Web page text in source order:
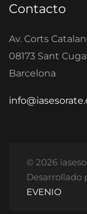
Contacto
Av. Corts
08173 Sant
Barcelona
© 2026
Desarrollado
EVENIO